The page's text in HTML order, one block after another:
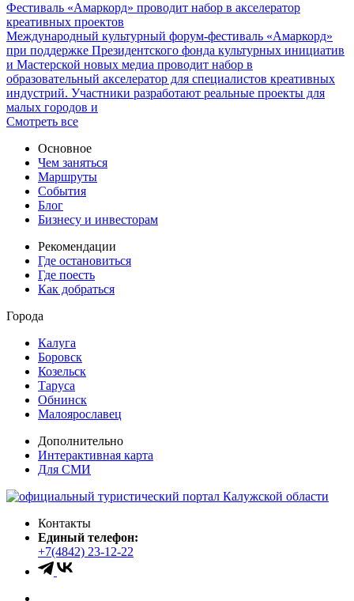
Фестиваль «Амаркорд» проводит набор в акселератор
креативных проектов
Международный культурный форум-фестиваль «Амаркорд»
при поддержке Президентского фонда культурных инициатив
и Мастерской новых медиа проводит набор в
образовательный акселератор для специалистов креативных
индустрий. Участники разработают реальные проекты для
малых городов и
Смотреть все
Основное
Чем заняться
Маршруты
События
Блог
Бизнесу и инвесторам
Рекомендации
Где остановиться
Где поесть
Как добраться
Города
Калуга
Боровск
Козельск
Таруса
Обнинск
Малоярославец
Дополнительно
Интерактивная карта
Для СМИ
Контакты
Единый телефон:
+7(4842) 23-12-22